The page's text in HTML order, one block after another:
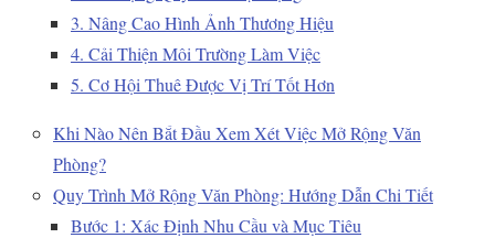
3. Nâng Cao Hình Ảnh Thương Hiệu
4. Cải Thiện Môi Trường Làm Việc
5. Cơ Hội Thuê Được Vị Trí Tốt Hơn
Khi Nào Nên Bắt Đầu Xem Xét Việc Mở Rộng Văn
Phòng?
Quy Trình Mở Rộng Văn Phòng: Hướng Dẫn Chi Tiết
Bước 1: Xác Định Nhu Cầu và Mục Tiêu